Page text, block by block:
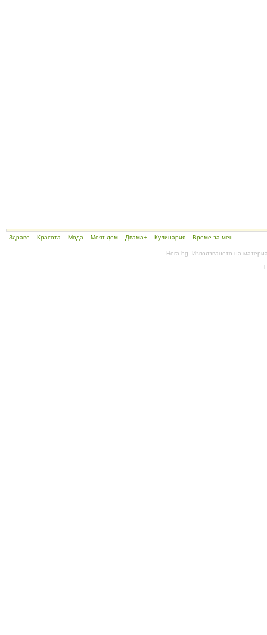
Здраве Красота Мода Моят дом Двама+ Кулинария Време за мен
Hera.bg. Използването на